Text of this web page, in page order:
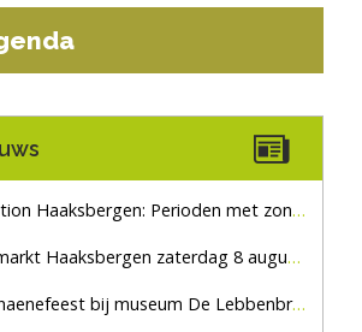
Haaksbergen: Perioden met zon en droog
zaterdag 8 augustus, marktplein Haaksbergen
bij museum De Lebbenbrugge